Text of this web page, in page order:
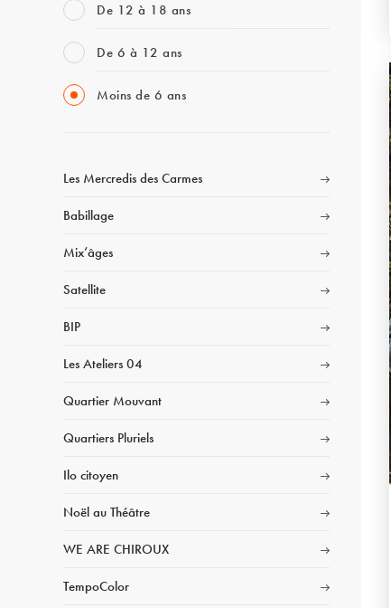
De 12 à 18 ans
De 6 à 12 ans
Moins de 6 ans
Les Mercredis des Carmes
Babillage
Mix’âges
Satellite
BIP
Les Ateliers 04
Quartier Mouvant
Quartiers Pluriels
Ilo citoyen
Noël au Théâtre
WE ARE CHIROUX
TempoColor